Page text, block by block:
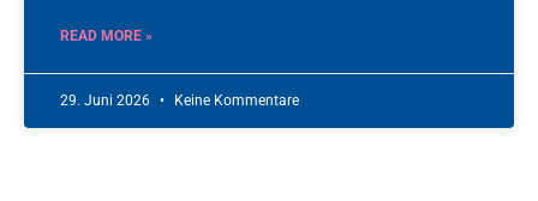
READ MORE »
29. Juni 2026 Keine Kommentare